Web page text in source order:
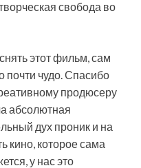
свобода во
этот фильм, сам
почти чудо. Спасибо
продюсеру
абсолютная
дух проник и на
кино, которое сама
у нас это